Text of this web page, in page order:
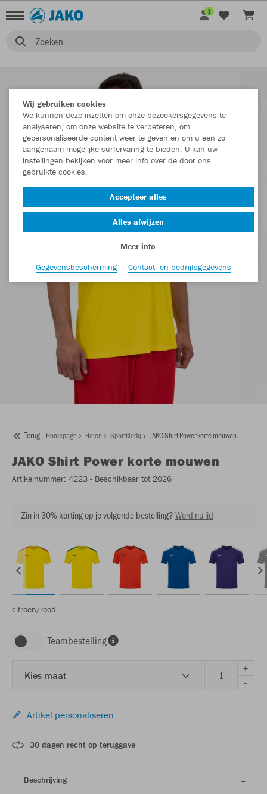
Zoeken
1
Terug Homepage Heren Sportkledij JAKO Shirt Power korte mouwen
JAKO Shirt Power korte mouwen
Artikelnummer: 4223 - Beschikbaar tot 2026
Zin in 30% korting op je volgende bestelling?Word nu lid
citroen/rood
Teambestelling
Kies maat
+
-
Artikel personaliseren
30 dagen recht op teruggave
Beschrijving
Wij gebruiken cookies
We kunnen deze inzetten om onze bezoekersgegevens te
analyseren, om onze website te verbeteren, om
gepersonaliseerde content weer te geven en om u een zo
aangenaam mogelijke surfervaring te bieden. U kan uw
instellingen bekijken voor meer info over de door ons
gebruikte cookies.
Accepteer alles
Alles afwijzen
Meer info
Gegevensbescherming
Contact- en bedrijfsgegevens